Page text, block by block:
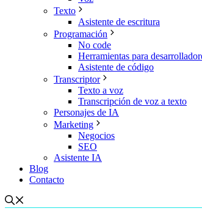
Texto
Asistente de escritura
Programación
No code
Herramientas para
Asistente de código
Transcriptor
Texto a voz
Transcripción de voz a texto
Personajes de IA
Marketing
Negocios
SEO
Asistente IA
Blog
Contacto